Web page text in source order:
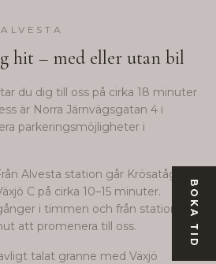
BOKA TID
ALVESTA
hit – med eller utan bil
tar du dig till oss på cirka 18 minuter
är Norra Järnvägsgatan 4 i
parkeringsmöjligheter i
Alvesta station går Krösatåg
C på cirka 10–15 minuter.
i timmen och från stationen
att promenera till oss.
talat granne med Växjö